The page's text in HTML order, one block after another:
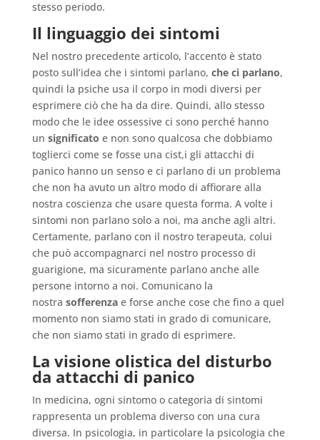
stesso periodo.
Il linguaggio dei sintomi
Nel nostro precedente articolo, l’accento è stato
posto sull’idea che i sintomi parlano, che ci parlano,
quindi la psiche usa il corpo in modi diversi per
esprimere ciò che ha da dire. Quindi, allo stesso
modo che le idee ossessive ci sono perché hanno
un significato e non sono qualcosa che dobbiamo
toglierci come se fosse una cist,i gli attacchi di
panico hanno un senso e ci parlano di un problema
che non ha avuto un altro modo di affiorare alla
nostra coscienza che usare questa forma. A volte i
sintomi non parlano solo a noi, ma anche agli altri.
Certamente, parlano con il nostro terapeuta, colui
che può accompagnarci nel nostro processo di
guarigione, ma sicuramente parlano anche alle
persone intorno a noi. Comunicano la
nostra sofferenzae forse anche cose che fino a quel
momento non siamo stati in grado di comunicare,
che non siamo stati in grado di esprimere.
La visione olistica del disturbo
da attacchi di panico
In medicina, ogni sintomo o categoria di sintomi
rappresenta un problema diverso con una cura
diversa. In psicologia, in particolare la psicologia che